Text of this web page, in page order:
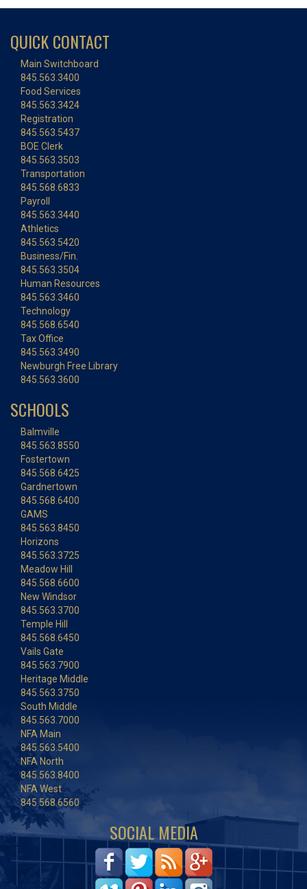
QUICK CONTACT
Main Switchboard
845.563.3400
Food Services
845.563.3424
Registration
845.563.5437
BOE Clerk
845.563.3503
Transportation
845.568.6833
Payroll
845.563.3440
Athletics
845.563.5420
Business/Fin.
845.563.3504
Human Resources
845.563.3460
Technology
845.568.6540
Tax Office
845.563.3490
Newburgh Free Library
845.563.3600
SCHOOLS
Balmville
845.563.8550
Fostertown
845.568.6425
Gardnertown
845.568.6400
GAMS
845.563.8450
Horizons
845.563.3725
Meadow Hill
845.568.6600
New Windsor
845.563.3700
Temple Hill
845.568.6450
Vails Gate
845.563.7900
Heritage Middle
845.563.3750
South Middle
845.563.7000
NFA Main
845.563.5400
NFA North
845.563.8400
NFA West
845.568.6560
SOCIAL MEDIA